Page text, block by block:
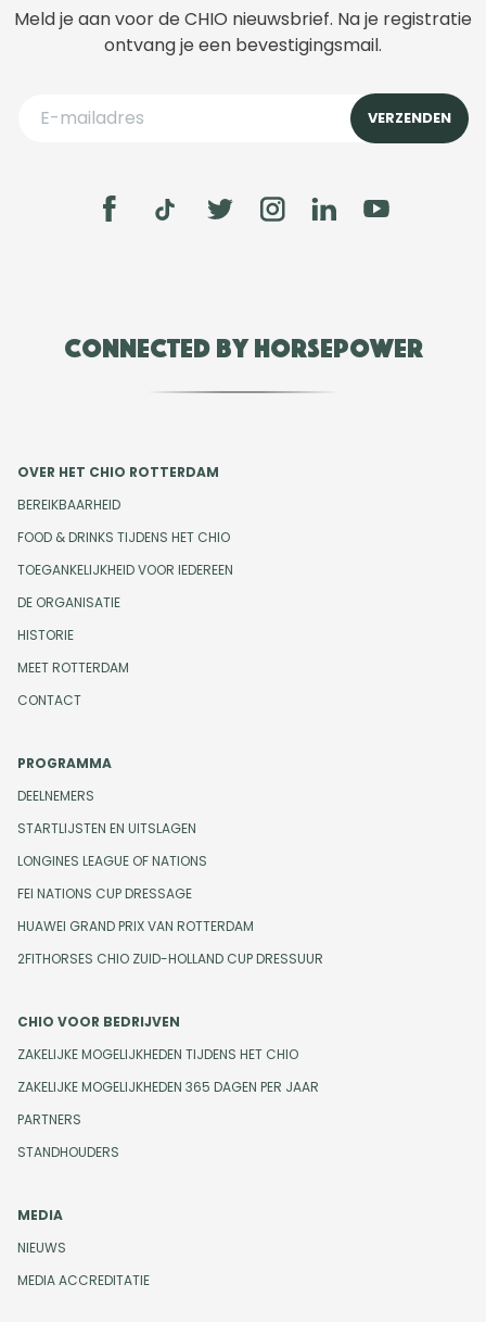
Meld je aan voor de CHIO nieuwsbrief. Na je registratie
ontvang je een bevestigingsmail.
Connected by Horsepower
OVER HET CHIO ROTTERDAM
BEREIKBAARHEID
FOOD & DRINKS TIJDENS HET CHIO
TOEGANKELIJKHEID VOOR IEDEREEN
DE ORGANISATIE
HISTORIE
MEET ROTTERDAM
CONTACT
PROGRAMMA
DEELNEMERS
STARTLIJSTEN EN UITSLAGEN
LONGINES LEAGUE OF NATIONS
FEI NATIONS CUP DRESSAGE
HUAWEI GRAND PRIX VAN ROTTERDAM
2FITHORSES CHIO ZUID-HOLLAND CUP DRESSUUR
CHIO VOOR BEDRIJVEN
ZAKELIJKE MOGELIJKHEDEN TIJDENS HET CHIO
ZAKELIJKE MOGELIJKHEDEN 365 DAGEN PER JAAR
PARTNERS
STANDHOUDERS
MEDIA
NIEUWS
MEDIA ACCREDITATIE